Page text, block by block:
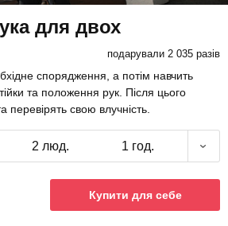
для двох
подарували 2 035 разів
спорядження, а потім навчить
та положення рук. Після цього
перевірять свою влучність.
2 люд. 1 год.
Купити для себе